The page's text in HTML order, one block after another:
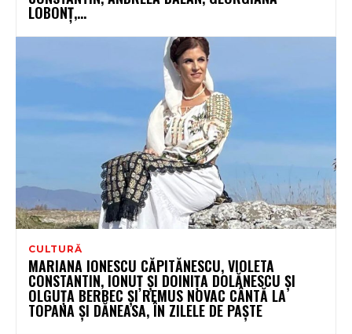
LOBONȚ,...
CULTURĂ
MARIANA IONESCU CĂPITĂNESCU, VIOLETA
CONSTANTIN, IONUȚ ȘI DOINIȚA DOLĂNESCU ȘI
OLGUȚA BERBEC ȘI REMUS NOVAC CÂNTĂ LA
TOPANA ȘI DĂNEASA, ÎN ZILELE DE PAȘTE